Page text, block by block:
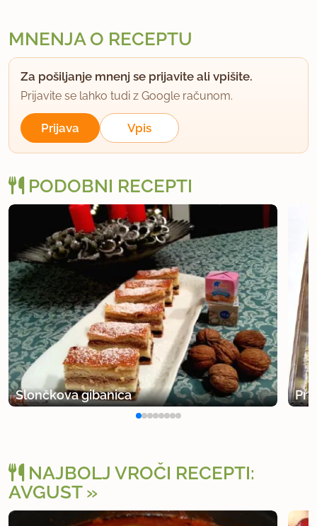
MNENJA O RECEPTU
Za pošiljanje mnenj se prijavite ali vpišite.
Prijavite se lahko tudi z Google računom.
Prijava Vpis
PODOBNI RECEPTI
Slončkova gibanica
NAJBOLJ VROČI RECEPTI:
AVGUST